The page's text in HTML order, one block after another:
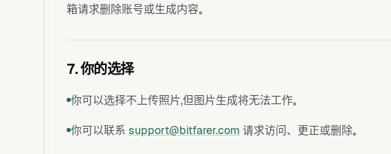
箱请求删除账号或生成内容。
7. 你的选择
你可以选择不上传照片，但图片生成将无法工作。
你可以联系 support@bitfarer.com 请求访问、更正或删除。